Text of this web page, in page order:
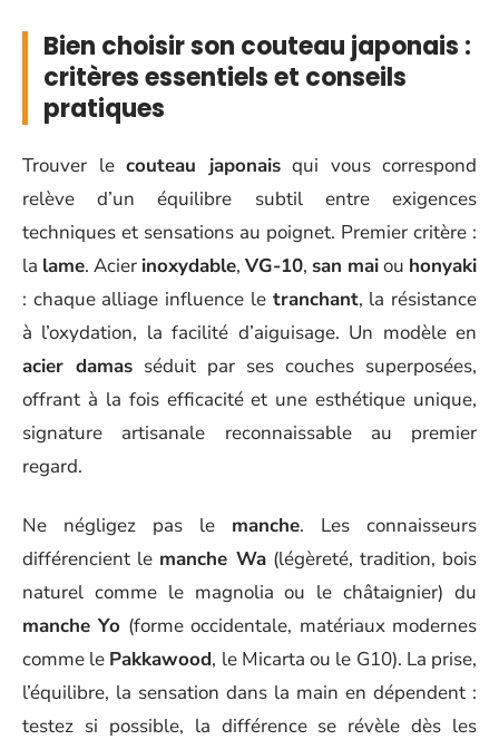
Bien choisir son couteau japonais :
critères essentiels et conseils
pratiques
Trouver le couteau japonaisqui vous correspond
relève d’un équilibre subtil entre exigences
techniques et sensations au poignet. Premier critère :
la lame. Acier inoxydable, VG-10, san maiou honyaki
: chaque alliage influence le tranchant, la résistance
à l’oxydation, la facilité d’aiguisage. Un modèle en
acier damas séduit par ses couches superposées,
offrant à la fois efficacité et une esthétique unique,
signature artisanale reconnaissable au premier
regard.
Ne négligez pas le manche. Les connaisseurs
différencient le manche Wa(légèreté, tradition, bois
naturel comme le magnolia ou le châtaignier) du
manche Yo (forme occidentale, matériaux modernes
comme le Pakkawood, le Micarta ou le G10). La prise,
l’équilibre, la sensation dans la main en dépendent :
testez si possible, la différence se révèle dès les